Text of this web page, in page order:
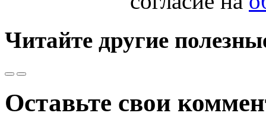
Читайте другие
Оставьте свои